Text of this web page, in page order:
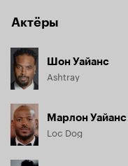
Актёры
Шон Уайанс
Ashtray
Марлон Уайанс
Loc Dog